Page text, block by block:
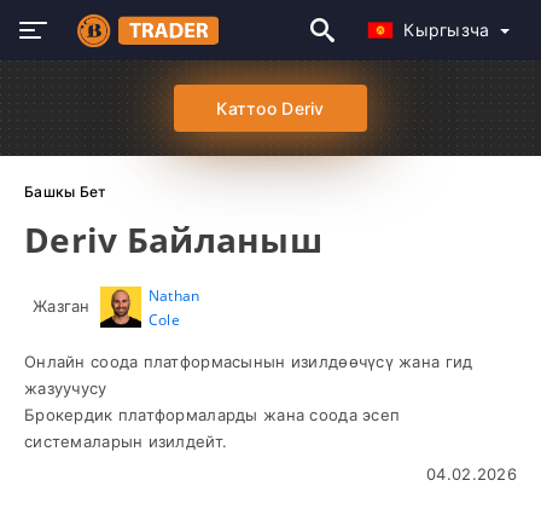
Кыргызча
Каттоо Deriv
Башкы Бет
Deriv Байланыш
Жазган
Nathan
Cole
Онлайн соода платформасынын изилдөөчүсү жана гид
жазуучусу
Брокердик платформаларды жана соода эсеп
системаларын изилдейт.
04.02.2026